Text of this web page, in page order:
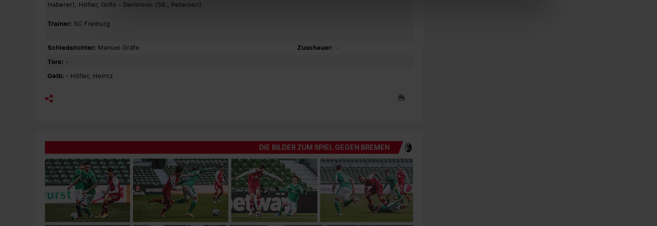
Haberer), Höfler, Grifo - Demirovic (56., Petersen)
Trainer: SC Freiburg
Schiedsrichter: Manuel Gräfe Zuschauer: -
Tore: -
Gelb: - Höfler, Heintz
DIE BILDER ZUM SPIEL GEGEN BREMEN